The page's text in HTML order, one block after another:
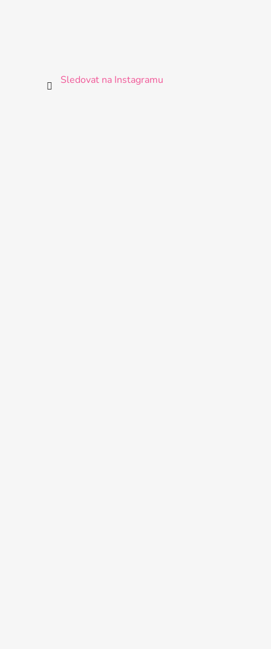
Sledovat na Instagramu